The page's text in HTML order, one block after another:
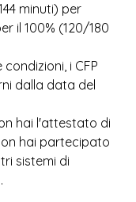
minuti) per
il 100% (120/180
i CFP
dalla data del
hai l'attestato di
hai partecipato
sistemi di